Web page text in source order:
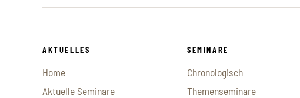
AKTUELLES
Home
Aktuelle Seminare
SEMINARE
Chronologisch
Themenseminare